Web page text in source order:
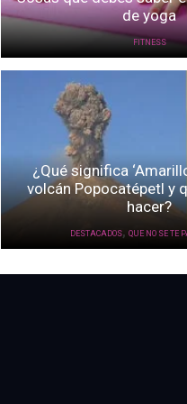
de yoga
FITNESS
¿Qué significa
volcán Popocatépetl y
hacer?
DESTACADOS, QUE NO SE TE